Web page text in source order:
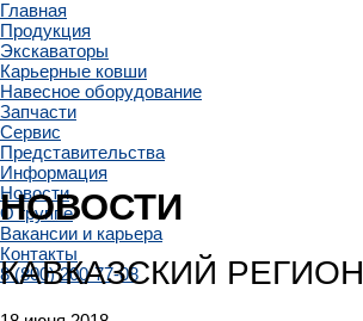
Главная
Продукция
Экскаваторы
Карьерные ковши
Навесное оборудование
Запчасти
Сервис
Представительства
Информация
Новости
О группе
Вакансии и карьера
Контакты
8 (800) 200-77-08
НОВОСТИ
КАВКАЗСКИЙ РЕГИОН